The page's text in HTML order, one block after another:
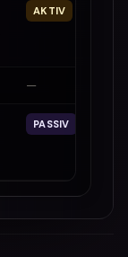
AKTIV
—
PASSIV